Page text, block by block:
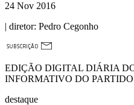
24 Nov 2016
| diretor: Pedro Cegonho
EDIÇÃO DIGITAL DIÁRIA
INFORMATIVO DO
destaque